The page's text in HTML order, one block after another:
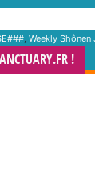
, Weekly Shônen
!